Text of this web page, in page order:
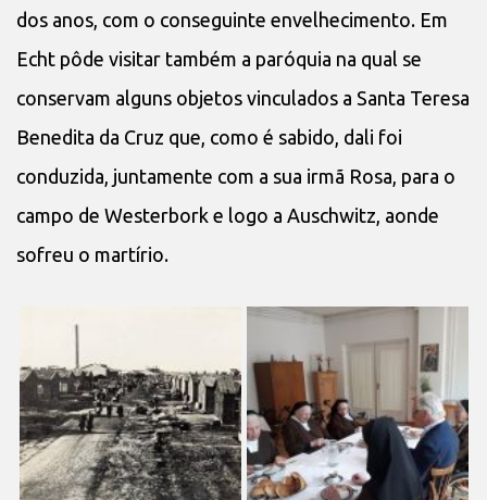
dos anos, com o conseguinte envelhecimento. Em
Echt pôde visitar também a paróquia na qual se
conservam alguns objetos vinculados a Santa Teresa
Benedita da Cruz que, como é sabido, dali foi
conduzida, juntamente com a sua irmã Rosa, para o
campo de Westerbork e logo a Auschwitz, aonde
sofreu o martírio.